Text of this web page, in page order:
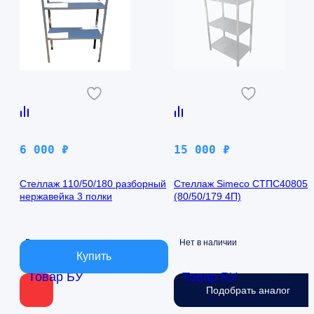
Товар БУ
6 000 ₽
Стеллаж 110/50/180 разборный
нержавейка 3 полки
В наличии
Товар БУ
15 000 ₽
Стеллаж Simeco СТПС40805
(80/50/179 4П)
Нет в наличии
Подобрать аналог